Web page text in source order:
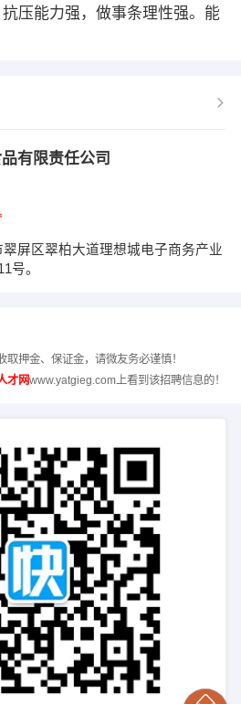
压能力强，做事条理性强。能
有限责任公司
翠屏区翠柏大道理想城电子商务产业
号。
押金、保证金，请微友务必谨慎！
才网www.yatgieg.com上看到该招聘信息的！